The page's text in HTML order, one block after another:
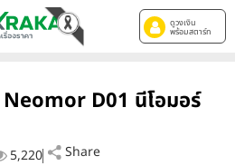
ดูวงเงิน
พร้อมสตาร์ท
D01 นีโอมอร์
5,220 Share